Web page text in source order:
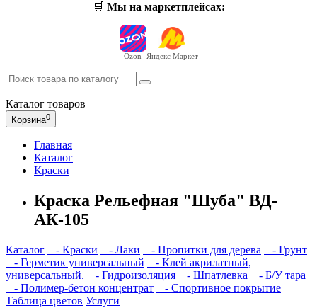
🛒 Мы на маркетплейсах:
Ozon Яндекс Маркет
Каталог товаров
Корзина0
Главная
Каталог
Краски
Краска Рельефная "Шуба" ВД-
АК-105
Каталог - Краски - Лаки - Пропитки для дерева
- Грунт
- Герметик универсальный
- Клей акрилатный,
универсальный.
- Гидроизоляция - Шпатлевка
- Б/У тара
- Полимер-бетон концентрат
- Спортивное покрытие
Таблица цветов Услуги